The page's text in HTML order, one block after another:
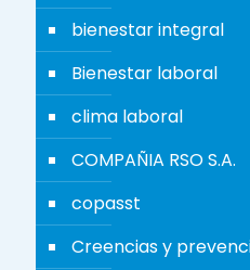
bienestar integral
Bienestar laboral
clima laboral
COMPAÑIA RSO S.A.
copasst
Creencias y